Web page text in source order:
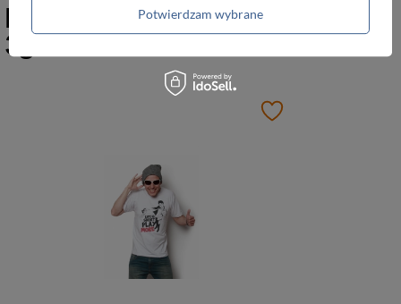
Polecane produkty marki
3gibbons.com
Potwierdzam wybrane